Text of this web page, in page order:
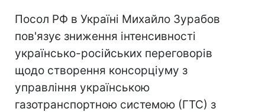
Посол РФ в Україні Михайло Зурабов
пов'язує зниження інтенсивності
українсько-російських переговорів
щодо створення консорціуму з
управління українською
газотранспортною системою (ГТС) з